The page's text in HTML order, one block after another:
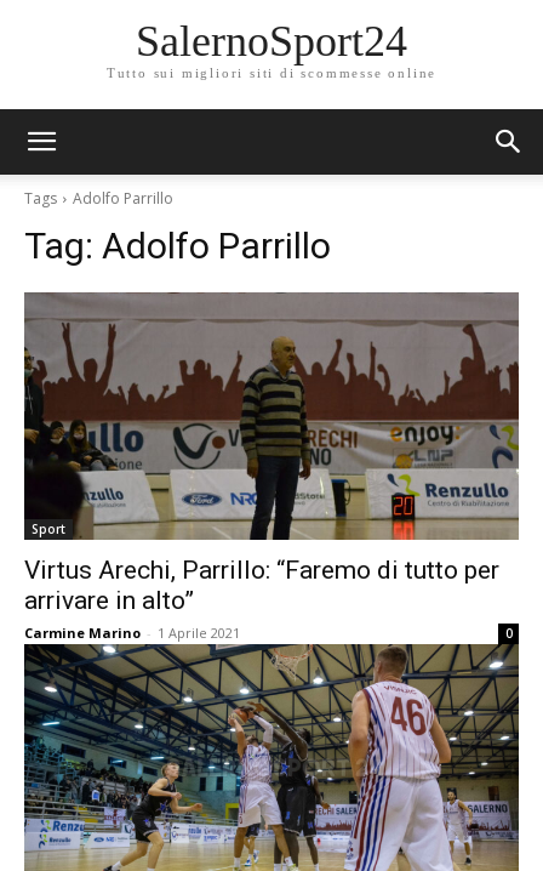
SalernoSport24
Tutto sui migliori siti di scommesse online
Tags Adolfo Parrillo
Tag: Adolfo Parrillo
Sport
Virtus Arechi, Parrillo: “Faremo di tutto per
arrivare in alto”
Carmine Marino - 1 Aprile 2021 0